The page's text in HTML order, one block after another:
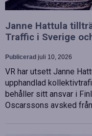
Janne Hattula
Traffic i Sverige
Publicerad juli 10, 2026
VR har utsett Janne
upphandlad
behåller sitt ansvar i
Oscarssons avsked